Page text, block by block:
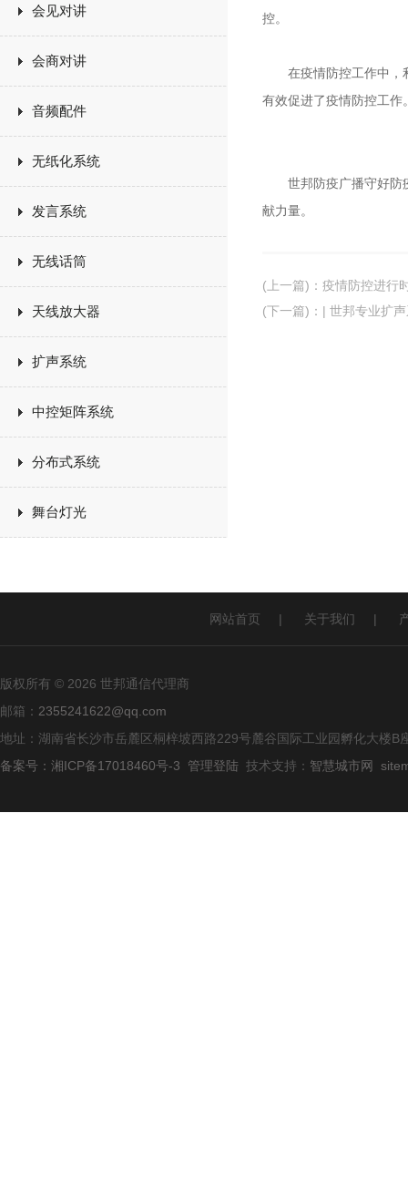
会见对讲
会商对讲
音频配件
无纸化系统
发言系统
无线话筒
天线放大器
扩声系统
中控矩阵系统
分布式系统
舞台灯光
控。
在疫情防控工作中，利
有效促进了疫情防控工作
世邦防疫广播守好防疫
献力量。
(上一篇) ： 疫情防控进行
(下一篇) ： | 世邦专业扩
网站首页 | 关于我们 |
版权所有 © 2026 世邦通信代理商
邮箱： 2355241622@qq.com
地址：湖南省长沙市岳麓区桐梓坡西路229号麓谷国际工业园孵化大楼B
备案号：湘ICP备17018460号-3
管理登陆 技术支持： 智慧城市网